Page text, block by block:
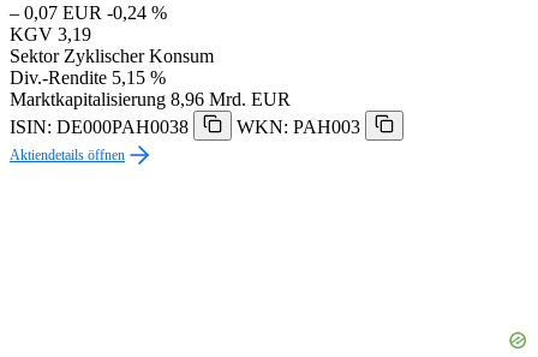
– 0,07 EUR -0,24 %
KGV 3,19
Sektor Zyklischer Konsum
Div.-Rendite 5,15 %
Marktkapitalisierung 8,96 Mrd. EUR
ISIN: DE000PAH0038
WKN: PAH003
Aktiendetails öffnen